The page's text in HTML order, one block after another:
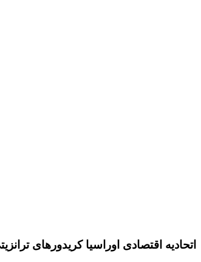
اتحادیه اقتصادی اوراسیا کریدورهای